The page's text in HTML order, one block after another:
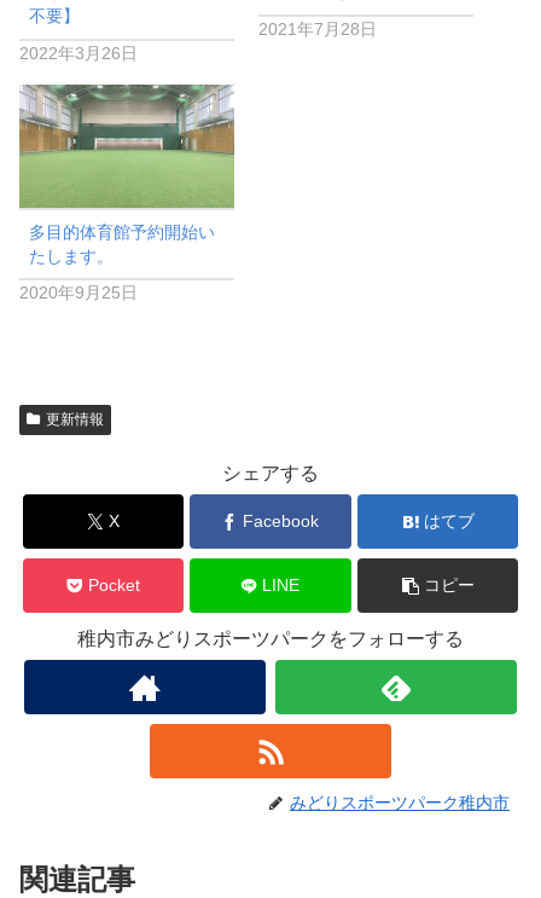
不要】
2022年3月26日
2021年7月28日
多目的体育館予約開始い
たします。
2020年9月25日
更新情報
シェアする
X Facebook はてブ
Pocket LINE コピー
稚内市みどりスポーツパークをフォローする
みどりスポーツパーク稚内市
関連記事